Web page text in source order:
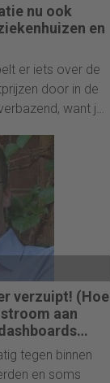
nu ook
en
er iets over de
door in de
want je
wil weten waar
Blijkbaar zijn er
die tot voor
genoeg waren
het rendement
of de
te
tijd is voorbij.
verzuipt! (Hoe
aan
tegen binnen
en soms